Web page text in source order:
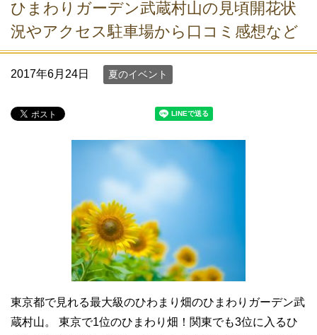
ひまわりガーデン武蔵村山の見頃開花状
況やアクセス駐車場から口コミ感想など
2017年6月24日 夏のイベント
東京都で見れる最大級のひわまり畑のひまわりガーデン武
蔵村山。 東京で1位のひまわり畑！関東でも3位に入るひ